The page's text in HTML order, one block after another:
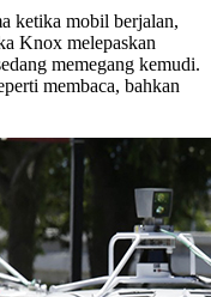
ketika mobil berjalan,
Knox melepaskan
memegang kemudi.
membaca, bahkan